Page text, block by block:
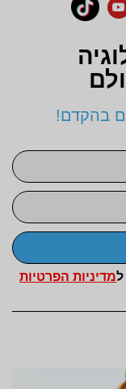
בהקדם!
למדיניות הפרטיות